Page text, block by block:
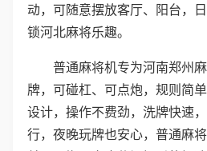
动，可随意摆放客厅、阳台，
锁河北麻将乐趣。
普通麻将机专为河南郑州
牌，可碰杠、可点炮，规则简
设计，操作不费劲，洗牌快速
行，夜晚玩牌也安心，普通麻